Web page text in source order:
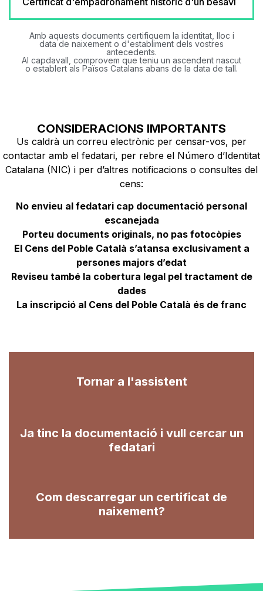
Amb aquests documents certifiquem la identitat, lloc i
data de naixement o d'establiment dels vostres
antecedents.
Al capdavall, comprovem que teniu un ascendent nascut
o establert als Països Catalans abans de la data de tall.
CONSIDERACIONS IMPORTANTS
Us caldrà un correu electrònic per censar-vos, per
contactar amb el fedatari, per rebre el Número d’Identitat
Catalana (NIC) i per d’altres notificacions o consultes del
cens:
No envieu al fedatari cap documentació personal
escanejada
Porteu documents originals, no pas fotocòpies
El Cens del Poble Català s’atansa exclusivament a
persones majors d’edat
Reviseu també la cobertura legal pel tractament de
dades
La inscripció al Cens del Poble Català és de franc
Tornar a l'assistent
Ja tinc la documentació i vull cercar un
fedatari
Com descarregar un certificat de
naixement?